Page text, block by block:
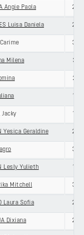
Angie Paola 22
Luisa Daniela 26
Carime 33
Milena 31
21
18
Jacky 19
Yesica Geraldine 23
30
Lesly Yulieth 18
Mitchell 33
Laura Sofia 24
Dixiana 20